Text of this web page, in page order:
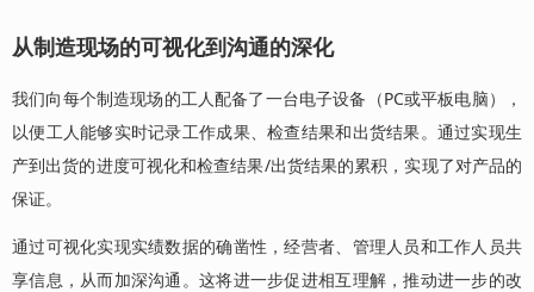
从制造现场的可视化到沟通的深化
我们向每个制造现场的工人配备了一台电子设备（PC或平板电脑），
以便工人能够实时记录工作成果、检查结果和出货结果。通过实现生
产到出货的进度可视化和检查结果/出货结果的累积，实现了对产品的
保证。
通过可视化实现实绩数据的确凿性，经营者、管理人员和工作人员共
享信息，从而加深沟通。这将进一步促进相互理解，推动进一步的改